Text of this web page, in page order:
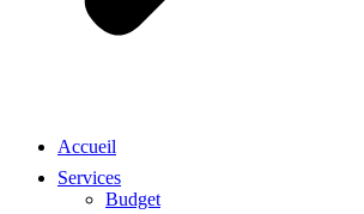
Accueil
Services
Budget